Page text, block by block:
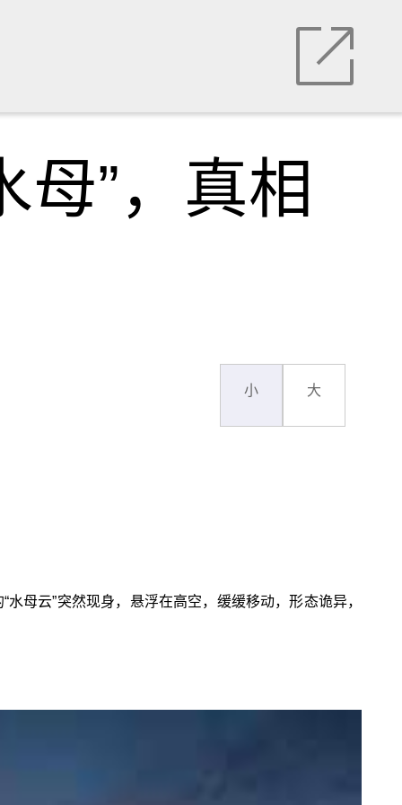
”，真相
小 大
母云”突然现身，悬浮在高空，缓缓移动，形态诡异，